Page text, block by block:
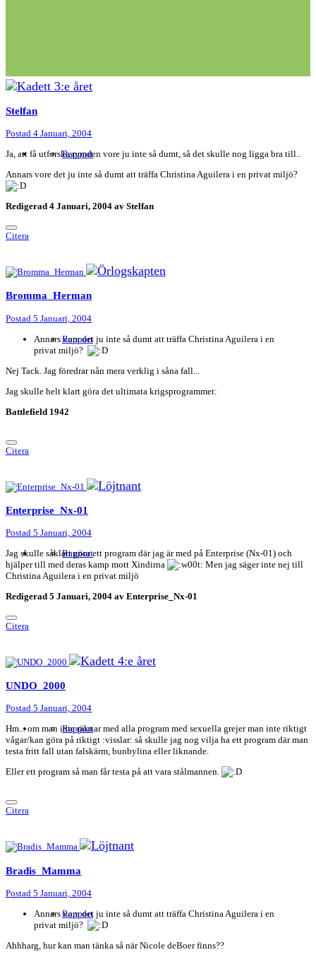
Stelfan
Postad 4 Januari, 2004
Rapport
Ja, att få utforska rymden vore ju inte så dumt, så det skulle nog ligga bra till..
Annars vore det ju inte så dumt att träffa Christina Aguilera i en privat miljö?
Redigerad 4 Januari, 2004 av Stelfan
Citera
Bromma_Herman
Postad 5 Januari, 2004
Rapport
Annars vore det ju inte så dumt att träffa Christina Aguilera i en
privat miljö?
Nej Tack. Jag föredrar nån mera verklig i såna fall...
Jag skulle helt klart göra det ultimata krigsprogrammet:
Battlefield 1942
Citera
Enterprise_Nx-01
Postad 5 Januari, 2004
Rapport
Jag skulle såklart göra ett program där jag är med på Enterprise (Nx-01) och
hjälper till med deras kamp mott Xindirna
Men jag säger inte nej till
Christina Aguilera i en privat miljö
Redigerad 5 Januari, 2004 av Enterprise_Nx-01
Citera
UNDO_2000
Postad 5 Januari, 2004
Rapport
Hm... om man inte räknar med alla program med sexuella grejer man inte riktigt
vågar/kan göra på riktigt :visslar: så skulle jag nog vilja ha ett program där man
testa fritt fall utan falskärm, bunbylina eller liknande.
Eller ett program så man får testa på att vara stålmannen.
Citera
Bradis_Mamma
Postad 5 Januari, 2004
Rapport
Annars vore det ju inte så dumt att träffa Christina Aguilera i en
privat miljö?
Ahhharg, hur kan man tänka så när Nicole deBoer finns??